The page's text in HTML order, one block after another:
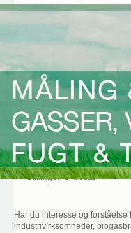
Hjem
Nyheder
01-05-2018 - Er
salgskonsulent?
*** Stillingen er besat ***
Har du interesse og forståelse
industrivirksomheder,